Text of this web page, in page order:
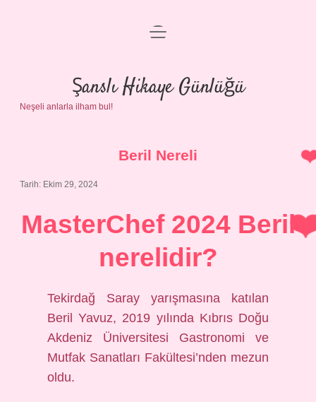
Anasayfa
Gizlilik Politikası
menüyü
Şanslı Hikaye Günlüğü
Neşeli anlarla ilham bul!
Beril Nereli
Tarih: Ekim 29, 2024
MasterChef 2024 Beril
nerelidir?
Tekirdağ Saray yarışmasına katılan
Beril Yavuz, 2019 yılında Kıbrıs Doğu
Akdeniz Üniversitesi Gastronomi ve
Mutfak Sanatları Fakültesi’nden mezun
oldu.